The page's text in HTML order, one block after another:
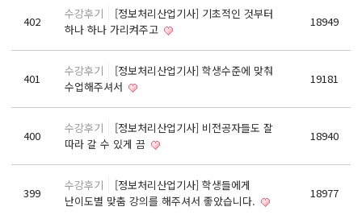
402
수강후기
[정보처리산업기사] 기초적인 것부터
하나 하나 가리켜주고
18949
401
수강후기
[정보처리산업기사] 학생수준에 맞춰
수업해주셔서
19181
400
수강후기
[정보처리산업기사] 비전공자들도 잘
따라 갈 수 있게 끔
18940
399
수강후기
[정보처리산업기사] 학생들에게
난이도별 맞춤 강의를 해주셔서 좋았습니다.
18977
자바(Java)기반 JSP/스프링 웹개발자(정보처리산업기사)(과정평가형)
디지털컨버전스 자바(JAVA)개발자(전자정부 프레임워크/SPRING)
컴퓨터활용능력2급(필기+실기) 및 ITQ자격증 취득(한글,엑셀,파워포인트)
전기기능사(필기+실기) 자격증 취득과정
직업상담사 2급 (필기+실기) 자격증 취득과정
재직자/일반
포토샵 자격증 취득과정(GTQ1급)